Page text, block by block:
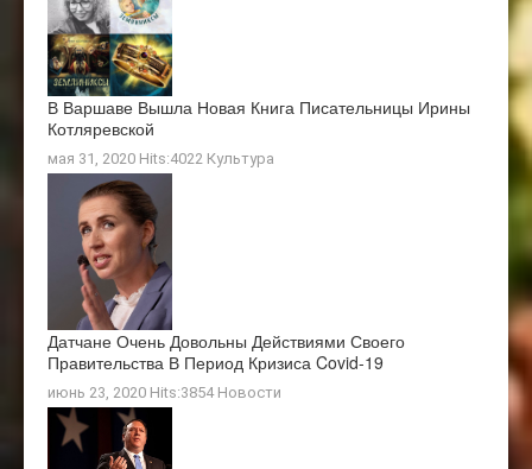
В Варшаве Вышла Новая Книга Писательницы Ирины
Котляревской
мая 31, 2020 Hits:4022 Культура
Датчане Очень Довольны Действиями Своего
Правительства В Период Кризиса Covid-19
июнь 23, 2020 Hits:3854 Новости